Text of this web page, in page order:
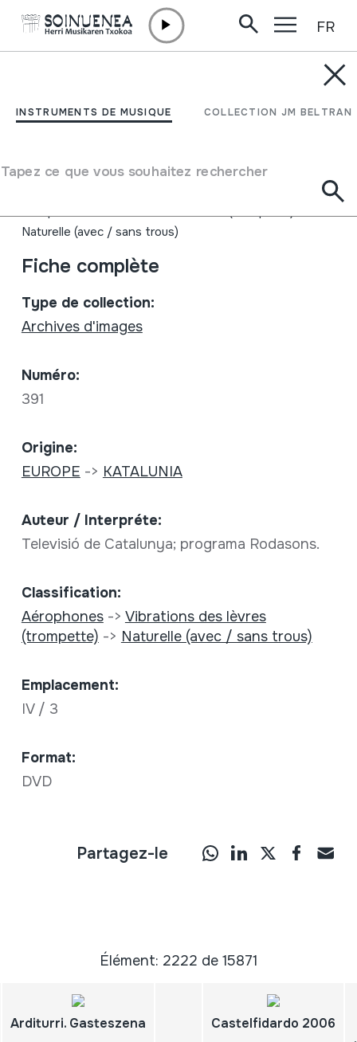
INSTRUMENTS DE MUSIQUE COLLECTION JM BELTRAN
Tapez ce que vous souhaitez rechercher
FR
Kataluniako Telebista
Auteur
Televisió de Catalunya; programa Rodasons.
Aérophones->Vibrations des lèvres (trompette)->
Naturelle (avec / sans trous)
Fiche complète
Type de collection:
Archives d'images
Numéro:
391
Origine:
EUROPE -> KATALUNIA
Auteur / Interpréte:
Televisió de Catalunya; programa Rodasons.
Classification:
Aérophones-> Vibrations des lèvres
(trompette) -> Naturelle (avec / sans trous)
Emplacement:
IV / 3
Format:
DVD
Partagez-le
Élément: 2222 de 15871
Arditurri. Gasteszena Castelfidardo 2006